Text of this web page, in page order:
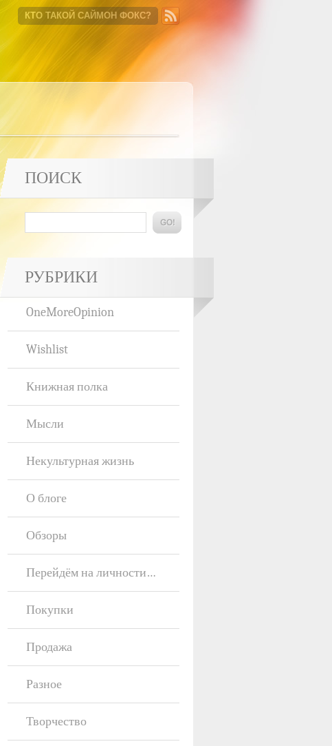
КТО ТАКОЙ САЙМОН ФОКС?
ПОИСК
РУБРИКИ
OneMoreOpinion
Wishlist
Книжная полка
Мысли
Некультурная жизнь
О блоге
Обзоры
Перейдём на личности…
Покупки
Продажа
Разное
Творчество